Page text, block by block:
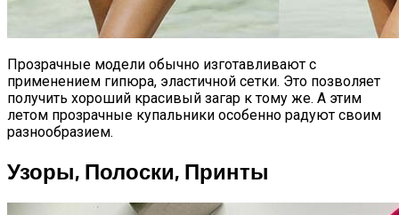
Прозрачные модели обычно изготавливают с
применением гипюра, эластичной сетки. Это позволяет
получить хороший красивый загар к тому же. А этим
летом прозрачные купальники особенно радуют своим
разнообразием.
Узоры, Полоски, Принты